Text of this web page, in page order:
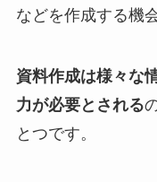
などを作成する機
資料作成は様々な
力が必要とされる
とつです。